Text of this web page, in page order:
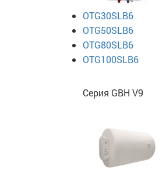
OTG30SLB6
OTG50SLB6
OTG80SLB6
OTG100SLB6
Серия GBH V9